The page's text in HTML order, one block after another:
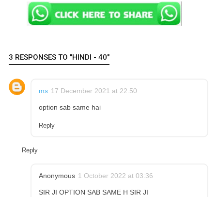
3 RESPONSES TO "HINDI - 40"
ms 17 December 2021 at 22:50
option sab same hai
Reply
Reply
Anonymous 1 October 2022 at 03:36
SIR JI OPTION SAB SAME H SIR JI